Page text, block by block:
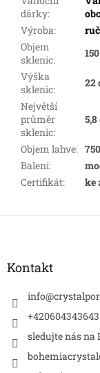
dárky:
Výroba:
Objem
sklenic:
Výška
sklenic:
22
Největší
průměr
sklenic:
Objem lahve:
Balení:
Certifikát: ke
Z
Kontakt
info@
+420604343643
sledujte nás na